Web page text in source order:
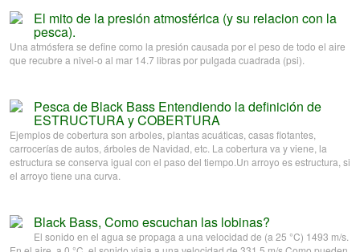
El mito de la presión atmosférica (y su relacion con la
pesca).
Una atmósfera se define como la presión causada por el peso de todo el aire
que recubre a nivel-o al mar 14.7 libras por pulgada cuadrada (psi).
Pesca de Black Bass Entendiendo la definición de
ESTRUCTURA y COBERTURA
Ejemplos de cobertura son arboles, plantas acuáticas, casas flotantes,
carrocerías de autos, árboles de Navidad, etc. La cobertura va y viene, la
estructura se conserva igual con el paso del tiempo.Un arroyo es estructura, si
el arroyo tiene una curva.
Black Bass, Como escuchan las lobinas?
El sonido en el agua se propaga a una velocidad de (a 25 °C) 1493 m/s.